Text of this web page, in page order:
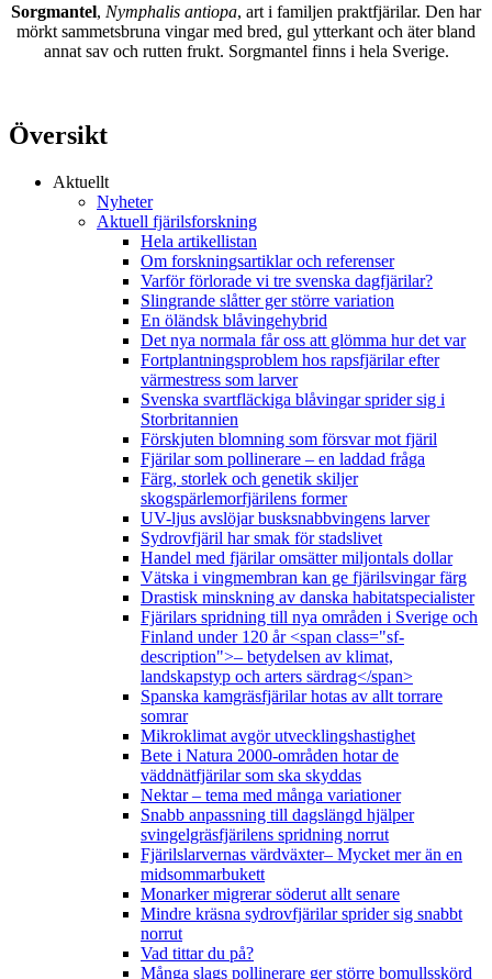
Sorgmantel, Nymphalis antiopa, art i familjen praktfjärilar. Den har
mörkt sammetsbruna vingar med bred, gul ytterkant och äter bland
annat sav och rutten frukt. Sorgmantel finns i hela Sverige.
Översikt
Aktuellt
Nyheter
Aktuell fjärilsforskning
Hela artikellistan
Om forskningsartiklar och referenser
Varför förlorade vi tre svenska dagfjärilar?
Slingrande slåtter ger större variation
En öländsk blåvingehybrid
Det nya normala får oss att glömma hur det var
Fortplantningsproblem hos rapsfjärilar efter
värmestress som larver
Svenska svartfläckiga blåvingar sprider sig i
Storbritannien
Förskjuten blomning som försvar mot fjäril
Fjärilar som pollinerare – en laddad fråga
Färg, storlek och genetik skiljer
skogspärlemorfjärilens former
UV-ljus avslöjar busksnabbvingens larver
Sydrovfjäril har smak för stadslivet
Handel med fjärilar omsätter miljontals dollar
Vätska i vingmembran kan ge fjärilsvingar färg
Drastisk minskning av danska habitatspecialister
Fjärilars spridning till nya områden i Sverige och
Finland under 120 år <span class="sf-
description">– betydelsen av klimat,
landskapstyp och arters särdrag</span>
Spanska kamgräsfjärilar hotas av allt torrare
somrar
Mikroklimat avgör utvecklingshastighet
Bete i Natura 2000-områden hotar de
väddnätfjärilar som ska skyddas
Nektar – tema med många variationer
Snabb anpassning till dagslängd hjälper
svingelgräsfjärilens spridning norrut
Fjärilslarvernas värdväxter– Mycket mer än en
midsommarbukett
Monarker migrerar söderut allt senare
Mindre kräsna sydrovfjärilar sprider sig snabbt
norrut
Vad tittar du på?
Många slags pollinerare ger större bomullsskörd